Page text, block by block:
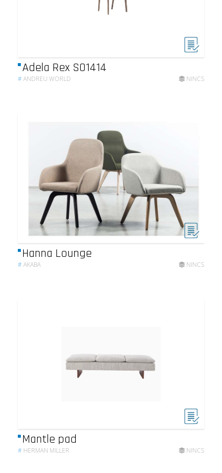
Adela Rex SO1414
#ANDREU WORLD NINCS
Hanna Lounge
#AKABA NINCS
Mantle pad
# HERMAN MILLER NINCS